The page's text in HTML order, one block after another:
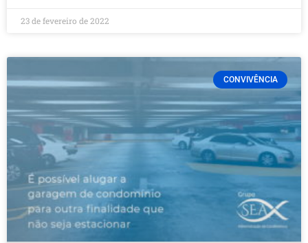
23 de fevereiro de 2022
CONVIVÊNCIA